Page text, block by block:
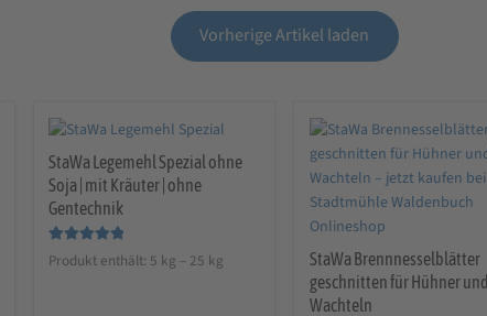
Vorherige Artikel laden
StaWa Legemehl Spezial ohne
Soja | mit Kräuter | ohne
Gentechnik
Bewertet mit
Produkt enthält: 5 kg – 25 kg
StaWa Brennnesselblätter
geschnitten für Hühner und
Wachteln